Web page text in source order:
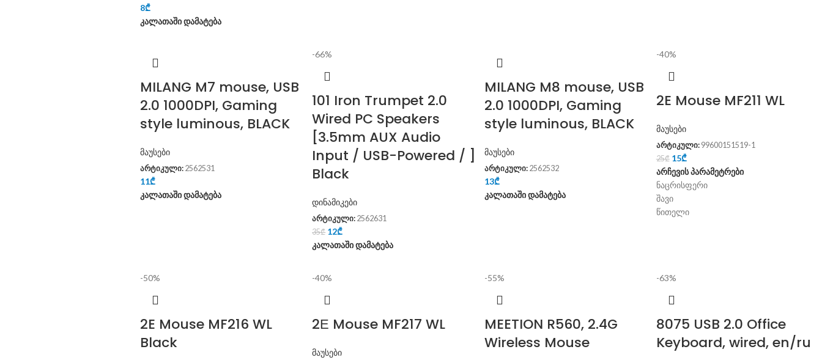
8₾
კალათაში დამატება
MILANG M7 mouse, USB
2.0 1000DPI, Gaming
style luminous, BLACK
მაუსები
არტიკული: 2562531
11₾
კალათაში დამატება
-66%
101 Iron Trumpet 2.0
Wired PC Speakers
[3.5mm AUX Audio
Input / USB-Powered / ]
Black
დინამიკები
არტიკული: 2562631
35₾ 12₾
კალათაში დამატება
MILANG M8 mouse, USB
2.0 1000DPI, Gaming
style luminous, BLACK
მაუსები
არტიკული: 2562532
13₾
კალათაში დამატება
-40%
2E Mouse MF211 WL
მაუსები
არტიკული: 99600151519-1
25₾ 15₾
არჩევის პარამეტრები
ნაცრისფერი
შავი
წითელი
-50%
2E Mouse MF216 WL
Black
-40%
2Е Mouse MF217 WL
მაუსები
-55%
MEETION R560, 2.4G
Wireless Mouse
-63%
8075 USB 2.0 Office
Keyboard, wired, en/ru